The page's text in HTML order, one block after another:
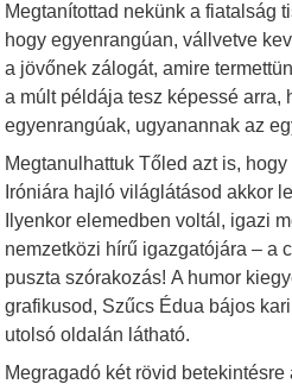
Megtanítottad nekünk a fiatalság
hogy egyenrangúan, vállvetve
a jövőnek zálogát, amire
a múlt példája tesz képessé arra,
egyenrangúak, ugyanannak az
Megtanulhattuk Tőled azt is,
Iróniára hajló világlátásod akkor
Ilyenkor elemedben voltál, igazi
nemzetközi hírű igazgatójára – a
puszta szórakozás! A humor
grafikusod, Szűcs Édua bájos
utolsó oldalán látható.
Megragadó két rövid